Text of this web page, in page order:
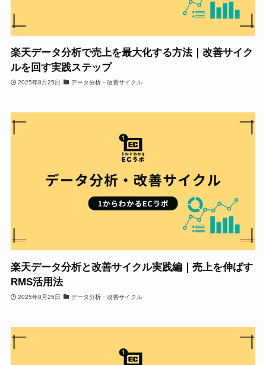
楽天データ分析で売上を最大化する方法｜改善サイク
ルを回す実践ステップ
2025年8月25日 データ分析・改善サイクル
楽天データ分析と改善サイクル実践編｜売上を伸ばす
RMS活用法
2025年8月25日 データ分析・改善サイクル